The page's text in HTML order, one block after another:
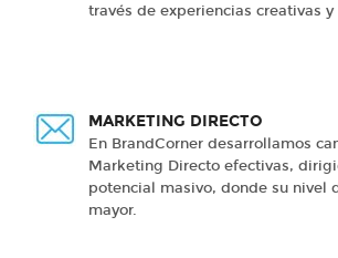
través de experiencias creativas
MARKETING DIRECTO
En BrandCorner desarrollamos
Marketing Directo efectivas,
potencial masivo, donde su nivel
mayor.